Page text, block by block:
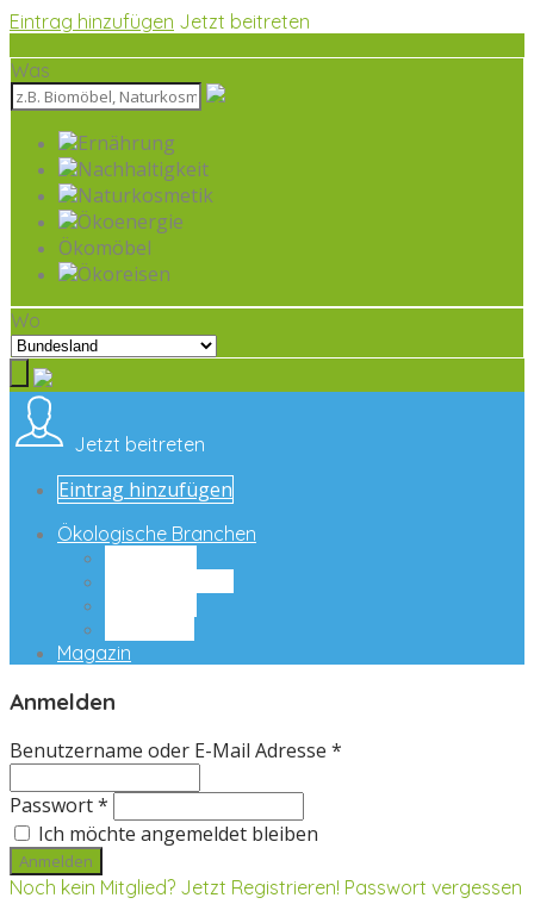
Eintrag hinzufügen Jetzt beitreten
Was
Ernährung
Nachhaltigkeit
Naturkosmetik
Ökoenergie
Ökomöbel
Ökoreisen
Wo
Jetzt beitreten
Eintrag hinzufügen
Ökologische Branchen
Magazin
Anmelden
Benutzername oder E-Mail Adresse *
Passwort *
Ich möchte angemeldet bleiben
Noch kein Mitglied? Jetzt Registrieren! Passwort vergessen